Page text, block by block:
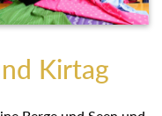
Kirtag